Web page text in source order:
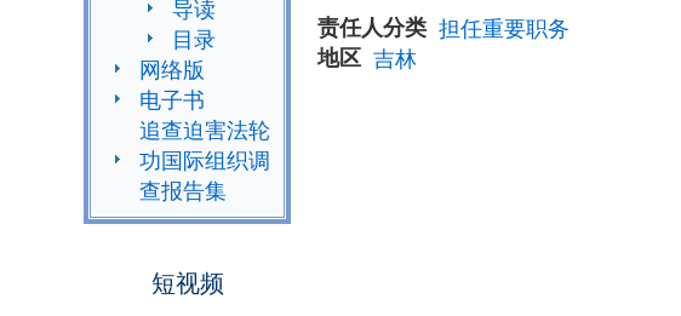
导读
目录
网络版
电子书
追查迫害法轮
功国际组织调
查报告集
短视频
责任人分类 担任重要职务
地区 吉林